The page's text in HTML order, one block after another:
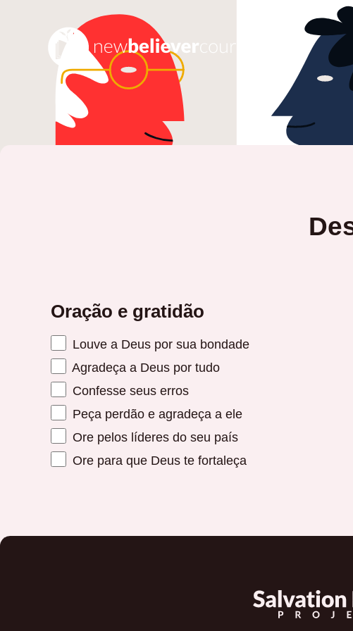
Oração e gratidão
Louve a Deus por sua bondade
Agradeça a Deus por tudo
Confesse seus erros
Peça perdão e agradeça a ele
Ore pelos líderes do seu país
Ore para que Deus te fortaleça